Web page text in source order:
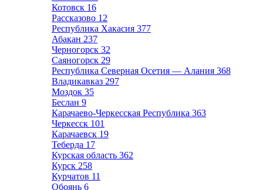
Котовск 16
Рассказово 12
Республика Хакасия 377
Абакан 237
Черногорск 32
Саяногорск 29
Республика Северная Осетия — Алания 368
Владикавказ 297
Моздок 35
Беслан 9
Карачаево-Черкесская Республика 363
Черкесск 101
Карачаевск 19
Теберда 17
Курская область 362
Курск 258
Курчатов 11
Обоянь 6